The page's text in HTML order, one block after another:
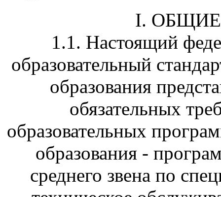
I.
1.1. Настоящий
образовательный
образования
обязательных
образовательных
образования -
среднего звена по